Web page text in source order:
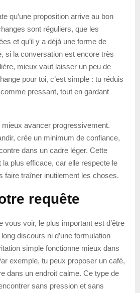
qu’une proposition arrive au bon
sont réguliers, que les
et qu’il y a déjà une forme de
si la conversation est encore très
mieux vaut laisser un peu de
pour toi, c’est simple : tu réduis
pressant, tout en gardant
avancer progressivement.
crée un minimum de confiance,
dans un cadre léger. Cette
plus efficace, car elle respecte le
faire traîner inutilement les choses.
requête
vous voir, le plus important est d’être
discours ni d’une formulation
simple fonctionne mieux dans
exemple, tu peux proposer un café,
dans un endroit calme. Ce type de
sans pression et sans